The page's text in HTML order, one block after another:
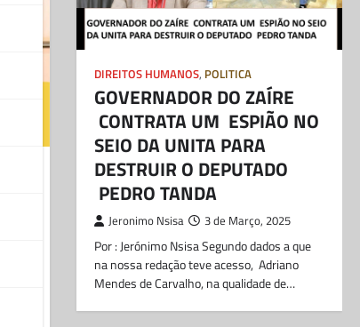
DIREITOS HUMANOS, POLITICA
GOVERNADOR DO ZAÍRE
CONTRATA UM ESPIÃO NO
SEIO DA UNITA PARA
DESTRUIR O DEPUTADO
PEDRO TANDA
Jeronimo Nsisa 3 de Março, 2025
Por : Jerónimo Nsisa Segundo dados a que
na nossa redação teve acesso, Adriano
Mendes de Carvalho, na qualidade de…